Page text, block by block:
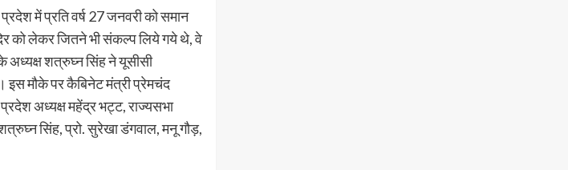
में प्रति वर्ष 27 जनवरी को समान
को लेकर जितने भी संकल्प लिये गये थे, वे
अध्यक्ष शत्रुघ्न सिंह ने यूसीसी
इस मौके पर कैबिनेट मंत्री प्रेमचंद
अध्यक्ष महेंद्र भट्ट, राज्यसभा
सिंह, प्रो. सुरेखा डंगवाल, मनू गौड़,